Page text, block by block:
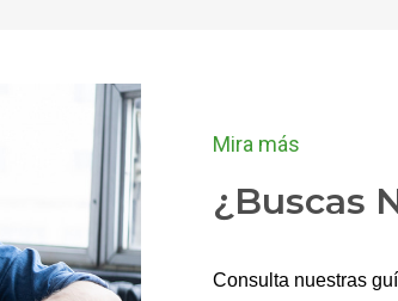
Mira más
¿Buscas
Consulta nuestras